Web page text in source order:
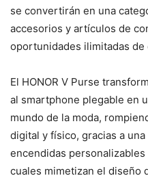
se convertirán en una
accesorios y artículos de
oportunidades ilimitadas
El HONOR V Purse
al smartphone plegable en
mundo de la moda,
digital y físico, gracias a
encendidas personalizables
cuales mimetizan el diseño